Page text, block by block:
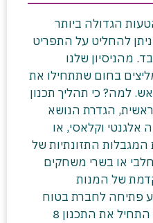
הגדולה ביותר
להחליט על התפריט
מהניסיון שלנו
בחום שתתחילו את
מראש. למה? כי תהליך תכנון
הגדרת הנושא
אלגנטי וקלאסי, או
המגבלות התזונתיות של
חלבי או בשרי משחקים
של המנות
פתיחה לחברת בטוח
שעשינו ב-2022, שבו הלקוח התחיל את התכנון 8